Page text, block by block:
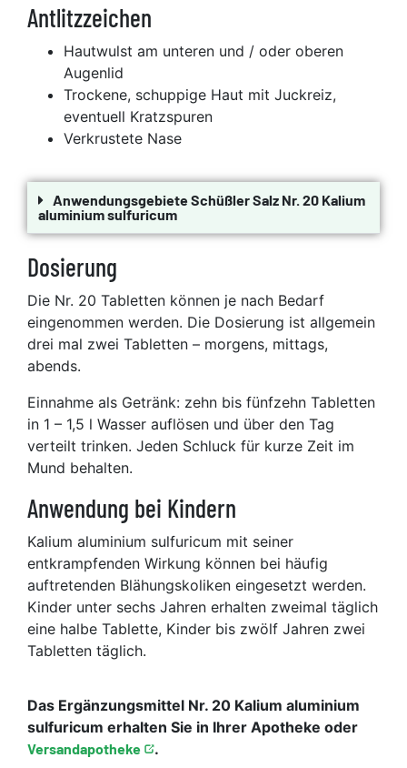
Antlitzzeichen
Hautwulst am unteren und / oder oberen
Augenlid
Trockene, schuppige Haut mit Juckreiz,
eventuell Kratzspuren
Verkrustete Nase
Anwendungsgebiete Schüßler Salz Nr. 20 Kalium
aluminium sulfuricum
Dosierung
Die Nr. 20 Tabletten können je nach Bedarf
eingenommen werden. Die Dosierung ist allgemein
drei mal zwei Tabletten – morgens, mittags,
abends.
Einnahme als Getränk: zehn bis fünfzehn Tabletten
in 1 – 1,5 l Wasser auflösen und über den Tag
verteilt trinken. Jeden Schluck für kurze Zeit im
Mund behalten.
Anwendung bei Kindern
Kalium aluminium sulfuricum mit seiner
entkrampfenden Wirkung können bei häufig
auftretenden Blähungskoliken eingesetzt werden.
Kinder unter sechs Jahren erhalten zweimal täglich
eine halbe Tablette, Kinder bis zwölf Jahren zwei
Tabletten täglich.
Das Ergänzungsmittel Nr. 20 Kalium aluminium
sulfuricum erhalten Sie in Ihrer Apotheke oder
Versandapotheke .